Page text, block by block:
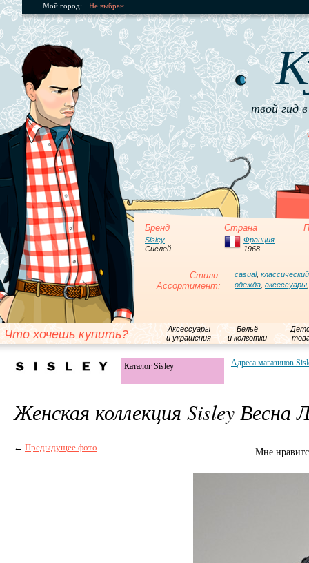
Мой город: Не выбран
твой гид
Бренд Страна
Sisley
Сислей
Франция
1968
Стили: casual, классический
Ассортимент: одежда аксессуары
Что хочешь купить?
Аксессуары
и украшения
Бельё
и колготки
Каталог Sisley Адреса магазинов
Женская коллекция Sisley Весна
← Предыдущее фото Мне